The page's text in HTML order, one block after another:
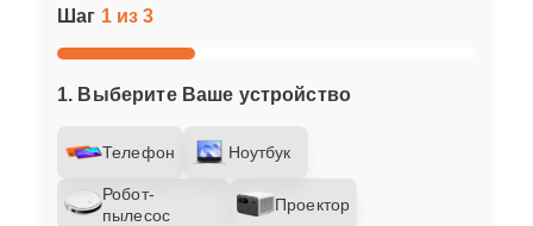
Шаг 1 из 3
1. Выберите Ваше устройство
Телефон Ноутбук
Робот-
пылесос
Проектор